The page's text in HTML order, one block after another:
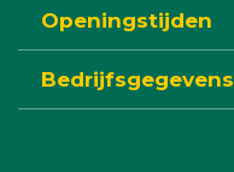
Openingstijden
Bedrijfsgegevens